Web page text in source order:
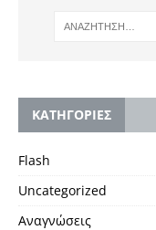
KΑΤΗΓΟΡΙΕΣ
Flash
Uncategorized
Αναγνώσεις